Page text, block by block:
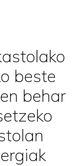
beste
behar